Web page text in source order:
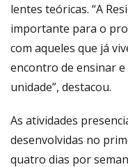
lentes teóricas. “A
importante para o
com aqueles que já
encontro de ensinar
unidade”, destacou.
As atividades
desenvolvidas no
quatro dias por